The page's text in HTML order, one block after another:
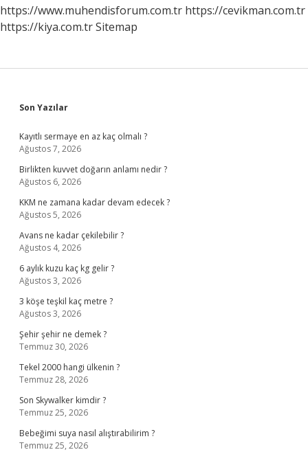
https://www.muhendisforum.com.tr https://cevikman.com.tr
https://kiya.com.trSitemap
Sidebar
Son Yazılar
Kayıtlı sermaye en az kaç olmalı ?
Ağustos 7, 2026
Birlikten kuvvet doğarın anlamı nedir ?
Ağustos 6, 2026
KKM ne zamana kadar devam edecek ?
Ağustos 5, 2026
Avans ne kadar çekilebilir ?
Ağustos 4, 2026
6 aylık kuzu kaç kg gelir ?
Ağustos 3, 2026
3 köşe teşkil kaç metre ?
Ağustos 3, 2026
Şehir şehir ne demek ?
Temmuz 30, 2026
Tekel 2000 hangi ülkenin ?
Temmuz 28, 2026
Son Skywalker kimdir ?
Temmuz 25, 2026
Bebeğimi suya nasıl alıştırabilirim ?
Temmuz 25, 2026